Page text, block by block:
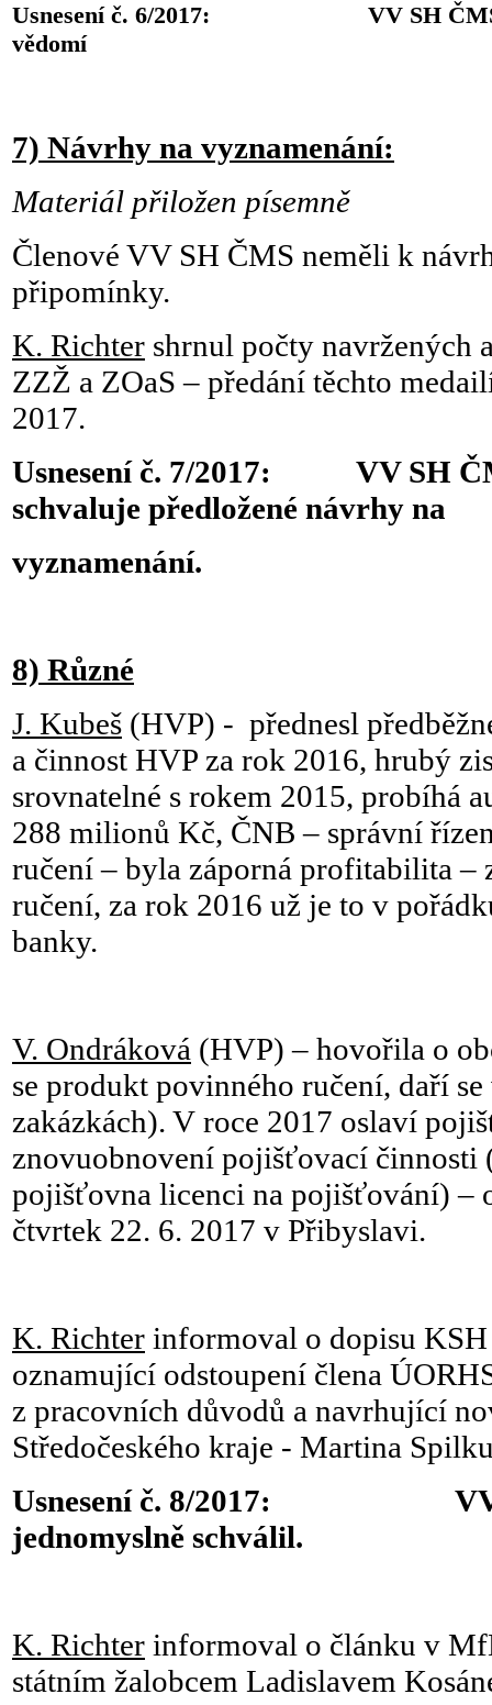
Usnesení č. 6/2017: VV SH ČMS
vědomí
7) Návrhy na vyznamenání:
Materiál přiložen písemně
Členové VV SH ČMS neměli k
připomínky.
K. Richter shrnul počty navržených
ZZŽ a ZOaS – předání těchto
2017.
Usnesení č. 7/2017: VV SH
schvaluje předložené návrhy na
vyznamenání.
8) Různé
J. Kubeš (HVP) - přednesl
a činnost HVP za rok 2016, hrubý
srovnatelné s rokem 2015, probíhá
288 milionů Kč, ČNB – správní
ručení – byla záporná profitabilita –
ručení, za rok 2016 už je to v
banky.
V. Ondráková (HVP) – hovořila o
se produkt povinného ručení, daří
zakázkách). V roce 2017 oslaví
znovuobnovení pojišťovací činnosti
pojišťovna licenci na pojišťování) –
čtvrtek 22. 6. 2017 v Přibyslavi.
K. Richter informoval o dopisu KSH
oznamující odstoupení člena
z pracovních důvodů a navrhující
Středočeského kraje - Martina
Usnesení č. 8/2017: VV
jednomyslně schválil.
K. Richter informoval o článku v
státním žalobcem Ladislavem